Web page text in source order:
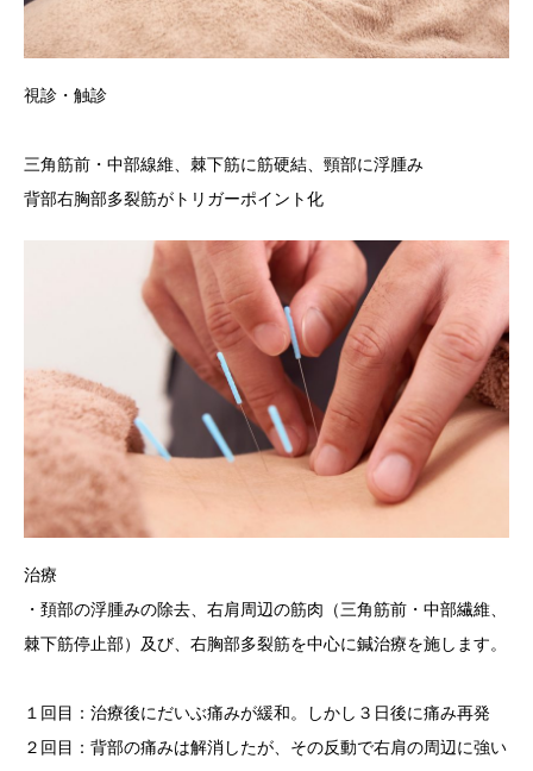
視診・触診
三角筋前・中部線維、棘下筋に筋硬結、頸部に浮腫み
背部右胸部多裂筋がトリガーポイント化
治療
・頚部の浮腫みの除去、右肩周辺の筋肉（三角筋前・中部繊維、
棘下筋停止部）及び、右胸部多裂筋を中心に鍼治療を施します。
１回目：治療後にだいぶ痛みが緩和。しかし３日後に痛み再発
２回目：背部の痛みは解消したが、その反動で右肩の周辺に強い